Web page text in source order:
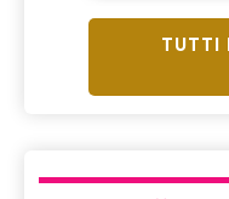
TUTTI